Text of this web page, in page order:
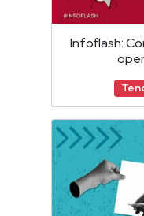
Infoflash: